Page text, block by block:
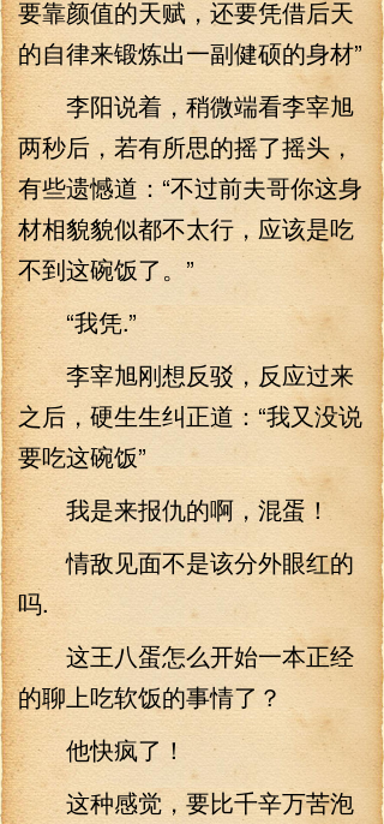
要靠颜值的天赋，还要凭借后天
的自律来锻炼出一副健硕的身材”
李阳说着，稍微端看李宰旭
两秒后，若有所思的摇了摇头，
有些遗憾道：“不过前夫哥你这身
材相貌貌似都不太行，应该是吃
不到这碗饭了。”
“我凭.”
李宰旭刚想反驳，反应过来
之后，硬生生纠正道：“我又没说
要吃这碗饭”
我是来报仇的啊，混蛋！
情敌见面不是该分外眼红的
吗.
这王八蛋怎么开始一本正经
的聊上吃软饭的事情了？
他快疯了！
这种感觉，要比千辛万苦泡